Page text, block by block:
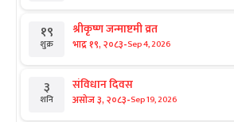
१९
शुक्र
श्रीकृष्ण जन्माष्टमी व्रत
भाद्र १९, २०८३-Sep 4, 2026
३
शनि
संविधान दिवस
असोज ३, २०८३-Sep 19, 2026